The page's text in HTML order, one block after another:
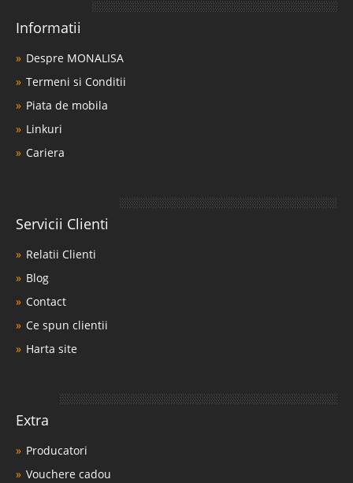
Informatii
Despre MONALISA
Termeni si Conditii
Piata de mobila
Linkuri
Cariera
Servicii Clienti
Relatii Clienti
Blog
Contact
Ce spun clientii
Harta site
Extra
Producatori
Vouchere cadou